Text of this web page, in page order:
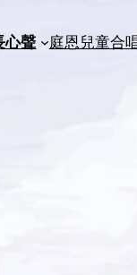
心聲 庭恩兒童合